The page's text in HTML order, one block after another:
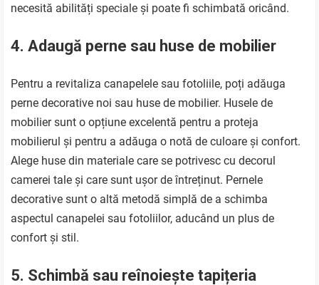
necesită abilități speciale și poate fi schimbată oricând.
4. Adaugă perne sau huse de mobilier
Pentru a revitaliza canapelele sau fotoliile, poți adăuga
perne decorative noi sau huse de mobilier. Husele de
mobilier sunt o opțiune excelentă pentru a proteja
mobilierul și pentru a adăuga o notă de culoare și confort.
Alege huse din materiale care se potrivesc cu decorul
camerei tale și care sunt ușor de întreținut. Pernele
decorative sunt o altă metodă simplă de a schimba
aspectul canapelei sau fotoliilor, aducând un plus de
confort și stil.
5. Schimbă sau reînoiește tapițeria